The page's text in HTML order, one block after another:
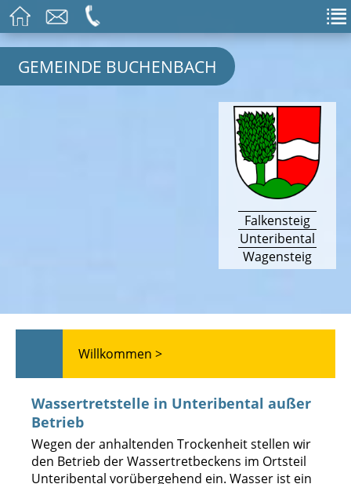
GEMEINDE BUCHENBACH
Falkensteig
Unteribental
Wagensteig
Willkommen >
Wassertretstelle in Unteribental außer
Betrieb
Wegen der anhaltenden Trockenheit stellen wir
den Betrieb der Wassertretbeckens im Ortsteil
Unteribental vorübergehend ein. Wasser ist ein